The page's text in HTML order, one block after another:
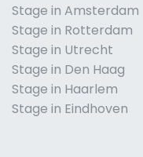
Stage in Amsterdam
Stage in Rotterdam
Stage in Utrecht
Stage in Den Haag
Stage in Haarlem
Stage in Eindhoven